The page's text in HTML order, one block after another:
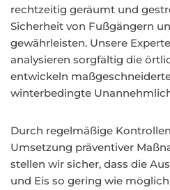
rechtzeitig geräumt und
Sicherheit von Fußgängern
gewährleisten. Unsere
analysieren sorgfältig die
entwickeln
winterbedingte
Durch regelmäßige
Umsetzung präventiver
stellen wir sicher, dass die
und Eis so gering wie